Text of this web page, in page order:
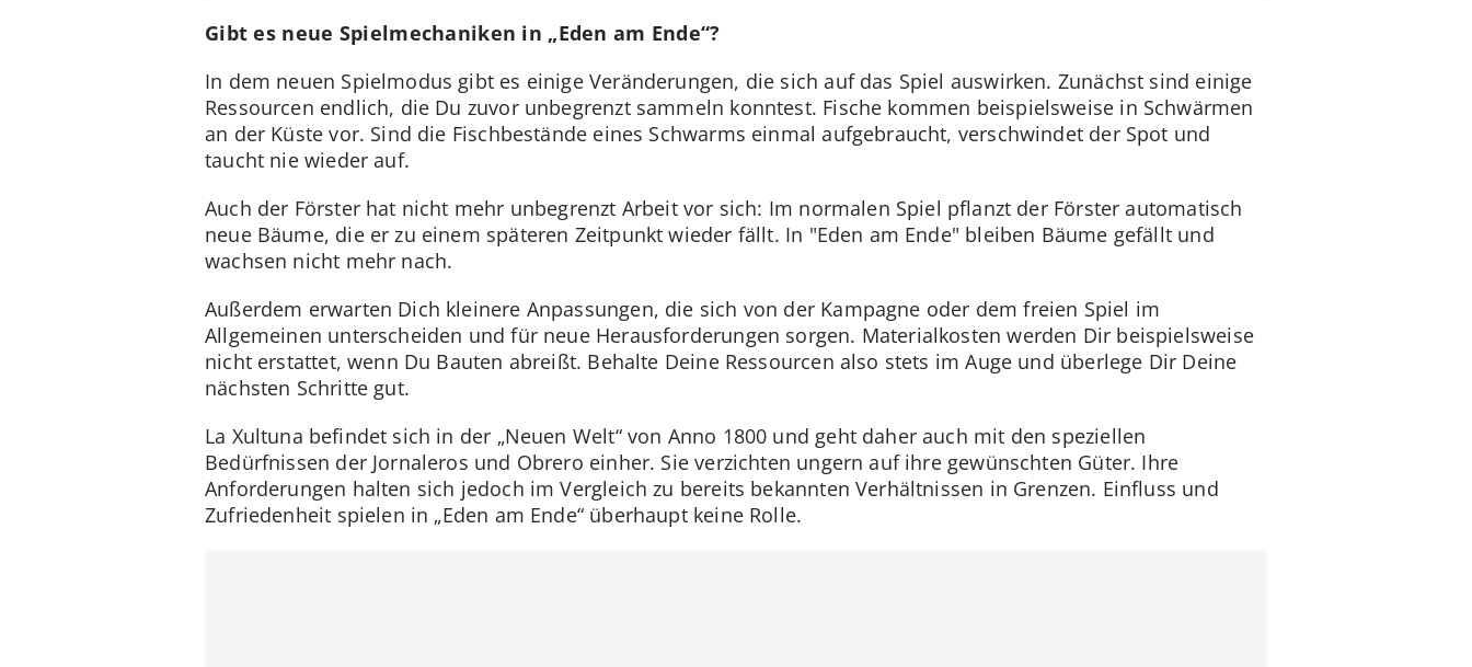
Gibt es neue Spielmechaniken in „Eden am Ende“?
In dem neuen Spielmodus gibt es einige Veränderungen, die sich auf das Spiel auswirken. Zunächst sind einige
Ressourcen endlich, die Du zuvor unbegrenzt sammeln konntest. Fische kommen beispielsweise in Schwärmen
an der Küste vor. Sind die Fischbestände eines Schwarms einmal aufgebraucht, verschwindet der Spot und
taucht nie wieder auf.
Auch der Förster hat nicht mehr unbegrenzt Arbeit vor sich: Im normalen Spiel pflanzt der Förster automatisch
neue Bäume, die er zu einem späteren Zeitpunkt wieder fällt. In "Eden am Ende" bleiben Bäume gefällt und
wachsen nicht mehr nach.
Außerdem erwarten Dich kleinere Anpassungen, die sich von der Kampagne oder dem freien Spiel im
Allgemeinen unterscheiden und für neue Herausforderungen sorgen. Materialkosten werden Dir beispielsweise
nicht erstattet, wenn Du Bauten abreißt. Behalte Deine Ressourcen also stets im Auge und überlege Dir Deine
nächsten Schritte gut.
La Xultuna befindet sich in der „Neuen Welt“ von Anno 1800 und geht daher auch mit den speziellen
Bedürfnissen der Jornaleros und Obrero einher. Sie verzichten ungern auf ihre gewünschten Güter. Ihre
Anforderungen halten sich jedoch im Vergleich zu bereits bekannten Verhältnissen in Grenzen. Einfluss und
Zufriedenheit spielen in „Eden am Ende“ überhaupt keine Rolle.